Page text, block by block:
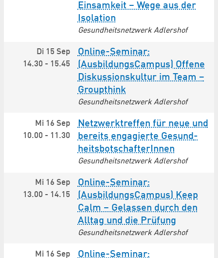
Einsamkeit – Wege aus der
Isolation
Gesundheitsnetzwerk Adlershof
Di 15 Sep
14.30 - 15.45
Online-Seminar:
(AusbildungsCampus) Offene
Diskussionskultur im Team –
Groupthink
Gesundheitsnetzwerk Adlershof
Mi 16 Sep
10.00 - 11.30
Netzwerktreffen für neue und
bereits engagierte Gesund­
heits­botschafterInnen
Gesundheitsnetzwerk Adlershof
Mi 16 Sep
13.00 - 14.15
Online-Seminar:
(AusbildungsCampus) Keep
Calm – Gelassen durch den
Alltag und die Prüfung
Gesundheitsnetzwerk Adlershof
Mi 16 Sep
Online-Seminar: